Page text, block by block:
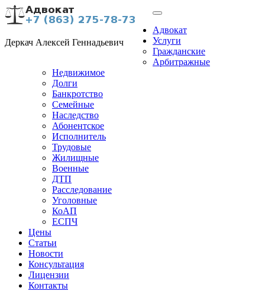
Деркач Алексей Геннадьевич
Адвокат
Услуги
Гражданские
Арбитражные
Недвижимое
Долги
Банкротство
Семейные
Наследство
Абонентское
Исполнитель
Трудовые
Жилищные
Военные
ДТП
Расследование
Уголовные
КоАП
ЕСПЧ
Цены
Статьи
Новости
Консультация
Лицензии
Контакты